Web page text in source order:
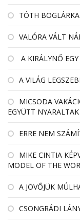
TÓTH
VALÓRA VÁLT
A KIRÁLYNŐ
A VILÁG
MICSODA
EGYÜTT
ERRE NEM
MIKE CINTIA
MODEL OF THE
A JÖVŐJÜK
CSONGRÁDI